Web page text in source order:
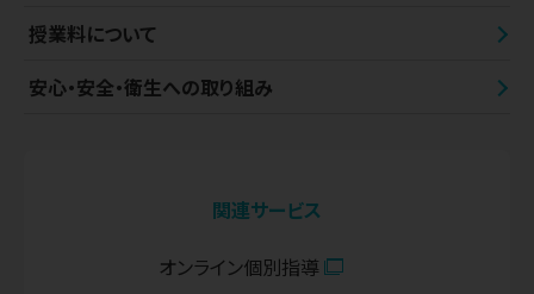
授業料について
安心・安全・衛生への取り組み
関連サービス
オンライン個別指導